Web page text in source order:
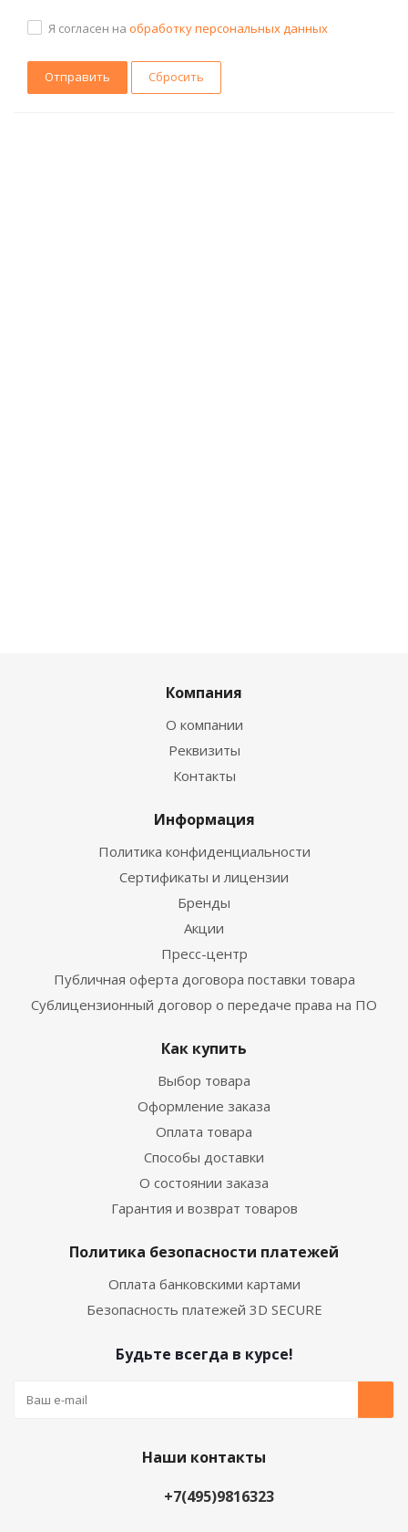
Я согласен на обработку персональных данных
Сбросить
Компания
О компании
Реквизиты
Контакты
Информация
Политика конфиденциальности
Сертификаты и лицензии
Бренды
Акции
Пресс-центр
Публичная оферта договора поставки товара
Сублицензионный договор о передаче права на ПО
Как купить
Выбор товара
Оформление заказа
Оплата товара
Способы доставки
О состоянии заказа
Гарантия и возврат товаров
Политика безопасности платежей
Оплата банковскими картами
Безопасность платежей 3D SECURE
Будьте всегда в курсе!
Наши контакты
+7(495)9816323